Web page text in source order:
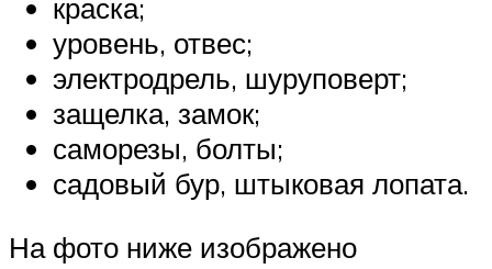
краска;
уровень, отвес;
электродрель, шуруповерт;
защелка, замок;
саморезы, болты;
садовый бур, штыковая лопата.
На фото ниже изображено